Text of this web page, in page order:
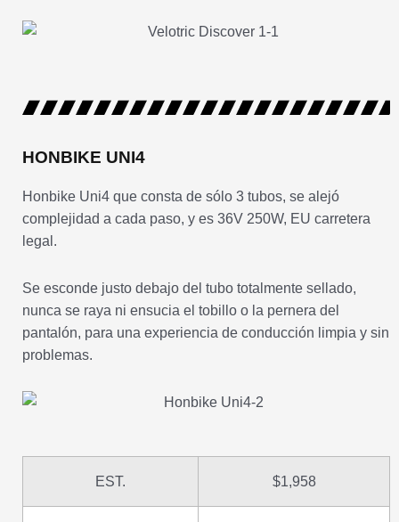
HONBIKE UNI4
Honbike Uni4 que consta de sólo 3 tubos, se alejó
complejidad a cada paso, y es 36V 250W, EU carretera
legal.
Se esconde justo debajo del tubo totalmente sellado,
nunca se raya ni ensucia el tobillo o la pernera del
pantalón, para una experiencia de conducción limpia y sin
problemas.
EST. $1,958